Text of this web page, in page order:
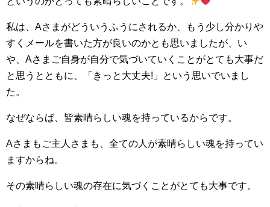
私は、Aさまがどういうふうにされるか、もう少し分かりや
すくメールを書いた方が良いのかとも思いましたが、い
や、Aさまご自身が自分で気づいていくことがとても大事だ
と思うとともに、「きっと大丈夫!」という思いでいまし
た。
なぜならば、皆素晴らしい魂を持っているからです。
Aさまもご主人さまも、全ての人が素晴らしい魂を持ってい
ますからね。
その素晴らしい魂の存在に気づくことがとても大事です。